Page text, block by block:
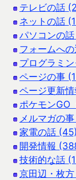
テレビの話
ネットの話
パソコンの
フォームへ
プログラミ
ページの事
ページ更新
ポケモンGO
メルマガの
家電の話 (45)
開発情報
技術的な話
京田辺・枚